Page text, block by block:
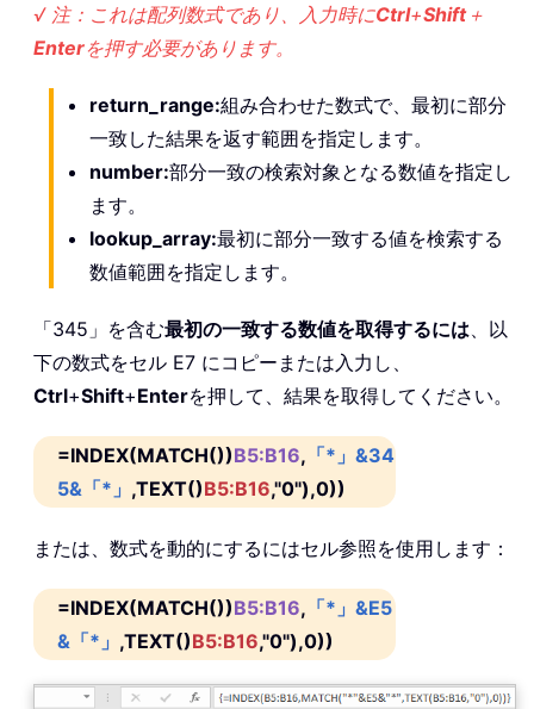
√ 注：これは配列数式であり、入力時にCtrl+Shift＋
Enterを押す必要があります。
return_range:組み合わせた数式で、最初に部分
一致した結果を返す範囲を指定します。
number:部分一致の検索対象となる数値を指定し
ます。
lookup_array:最初に部分一致する値を検索する
数値範囲を指定します。
「345」を含む最初の一致する数値を取得するには 、以
下の数式をセル E7 にコピーまたは入力し、
Ctrl+Shift+Enterを押して、結果を取得してください。
=INDEX(MATCH())B5:B16, 「*」&34
5&「*」 ,TEXT()B5:B16,"0"),0))
または、数式を動的にするにはセル参照を使用します：
=INDEX(MATCH())B5:B16, 「*」&E5
&「*」 ,TEXT()B5:B16,"0"),0))